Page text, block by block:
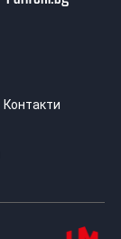
Контакти